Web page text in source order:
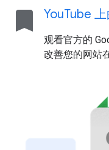
bookmark YouTube
观看官方的
改善您的网站